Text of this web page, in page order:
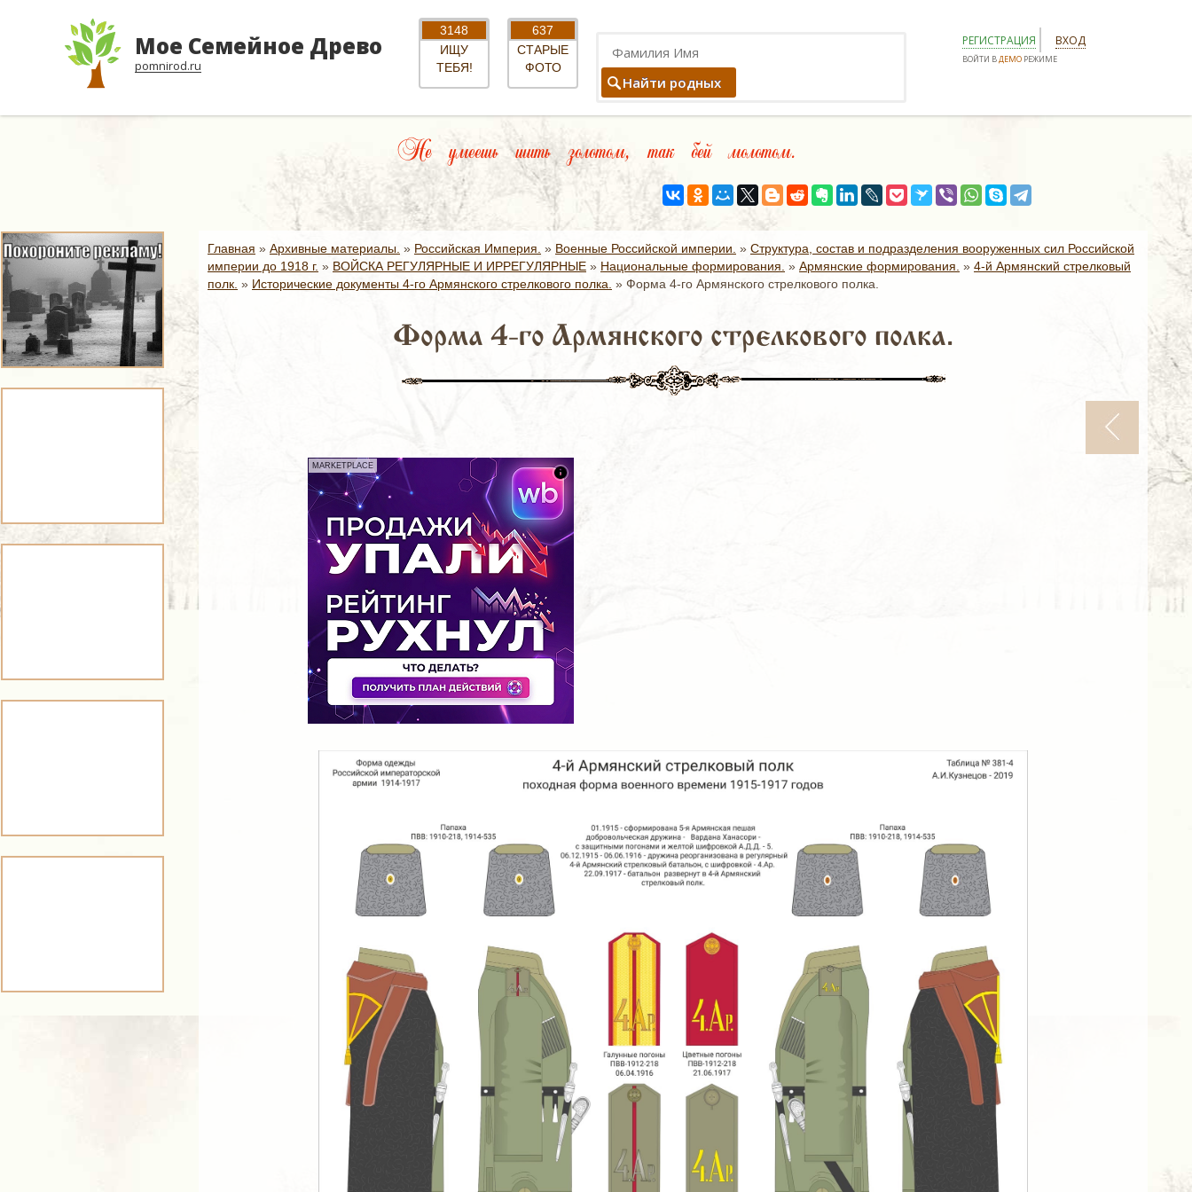
Мое Семейное Древо
pomnirod.ru
3148
ИЩУ
ТЕБЯ!
637
СТАРЫЕ
ФОТО
Найти родных
РЕГИСТРАЦИЯ ВХОД
ВОЙТИ ВДЕМО РЕЖИМЕ
Не умеешь шить золотом, так бей молотом.
Главная » Архивные материалы. » Российская Империя. » Военные Российской империи. » Структура, состав и подразделения вооруженных сил Российской
империи до 1918 г. » ВОЙСКА РЕГУЛЯРНЫЕ И ИРРЕГУЛЯРНЫЕ » Национальные формирования. » Армянские формирования. » 4-й Армянский стрелковый
полк. » Исторические документы 4-го Армянского стрелкового полка. » Форма 4-го Армянского стрелкового полка.
Форма 4-го Армянского стрелкового полка.
MARKETPLACE